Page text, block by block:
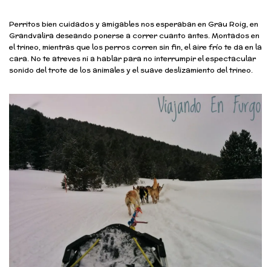
Perritos bien cuidados y amigables nos esperaban en Grau Roig, en
Grandvalira deseando ponerse a correr cuanto antes. Montados en
el trineo, mientras que los perros corren sin fin, el aire frío te da en la
cara. No te atreves ni a hablar para no interrumpir el espectacular
sonido del trote de los animales y el suave deslizamiento del trineo.